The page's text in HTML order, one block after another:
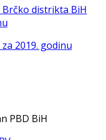
Brčko distrikta BiH
2019. godinu
PBD BiH